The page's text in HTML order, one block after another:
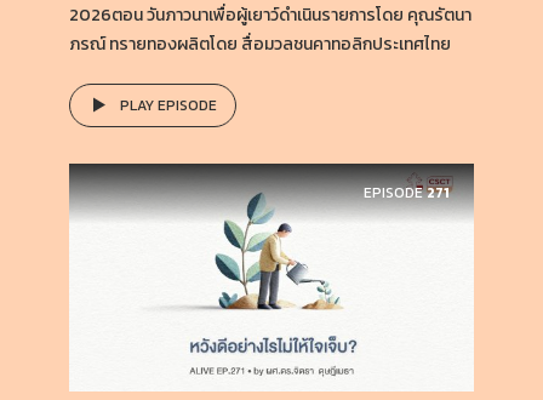
2026ตอน วันภาวนาเพื่อผู้เยาว์ดำเนินรายการโดย คุณรัตนา
ภรณ์ ทรายทองผลิตโดย สื่อมวลชนคาทอลิกประเทศไทย
PLAY EPISODE
EPISODE271